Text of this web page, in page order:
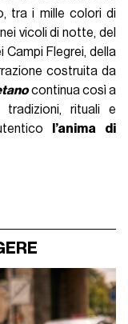
tra i mille colori di
vicoli di notte, del
Flegrei, della
costruita da
continua così a
rituali e
l’anima di